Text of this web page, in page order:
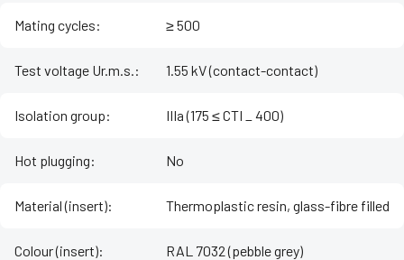
Mating cycles: ≥ 500
Test voltage Ur.m.s.: 1.55 kV (contact-contact)
Isolation group: IIIa (175 ≤ CTI _ 400)
Hot plugging: No
Material (insert): Thermoplastic resin, glass-fibre filled
Colour (insert): RAL 7032 (pebble grey)